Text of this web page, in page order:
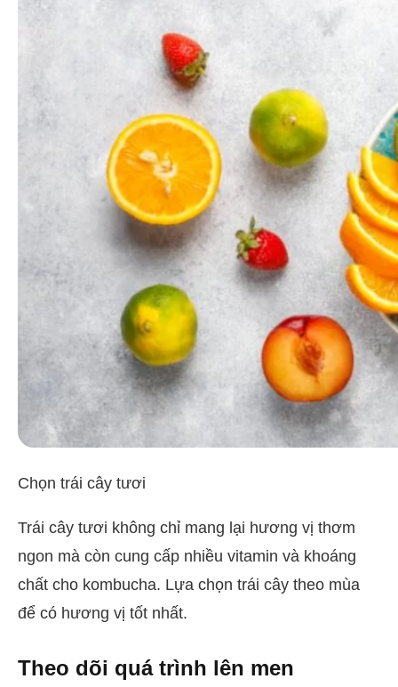
Chọn trái cây tươi
Trái cây tươi không chỉ mang lại hương vị thơm
ngon mà còn cung cấp nhiều vitamin và khoáng
chất cho kombucha. Lựa chọn trái cây theo mùa
để có hương vị tốt nhất.
Theo dõi quá trình lên men